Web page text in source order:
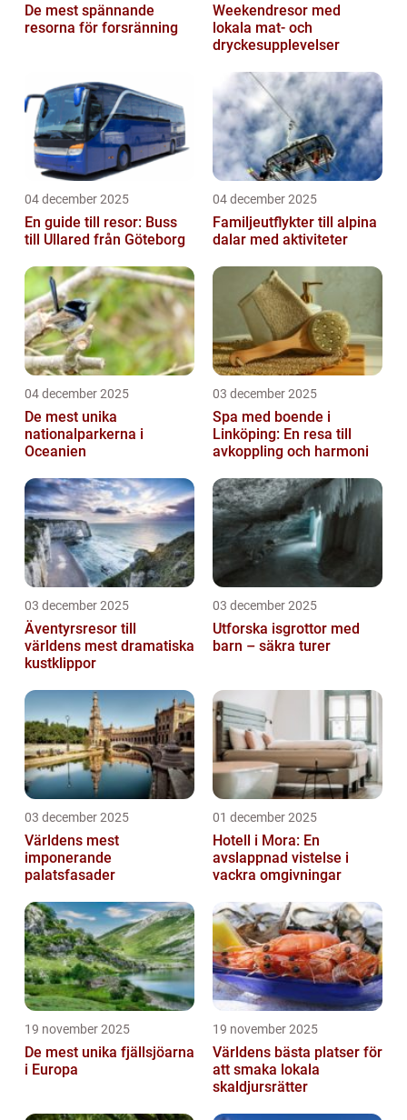
De mest spännande
resorna för forsränning
Weekendresor med
lokala mat- och
dryckesupplevelser
04 december 2025
En guide till resor: Buss
till Ullared från Göteborg
04 december 2025
Familjeutflykter till alpina
dalar med aktiviteter
04 december 2025
De mest unika
nationalparkerna i
Oceanien
03 december 2025
Spa med boende i
Linköping: En resa till
avkoppling och harmoni
03 december 2025
Äventyrsresor till
världens mest dramatiska
kustklippor
03 december 2025
Utforska isgrottor med
barn – säkra turer
03 december 2025
Världens mest
imponerande
palatsfasader
01 december 2025
Hotell i Mora: En
avslappnad vistelse i
vackra omgivningar
19 november 2025
De mest unika fjällsjöarna
i Europa
19 november 2025
Världens bästa platser för
att smaka lokala
skaldjursrätter